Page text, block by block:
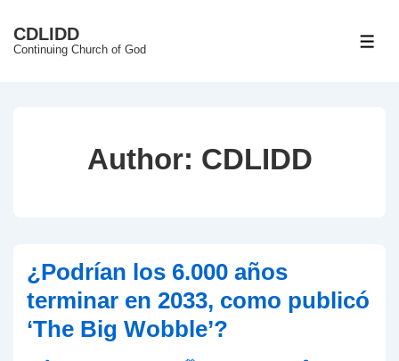
SkipCDLIDD
Continuing Church of God
Author: CDLIDD
¿Podrían los 6.000 años
terminar en 2033, como publicó
‘The Big Wobble’?